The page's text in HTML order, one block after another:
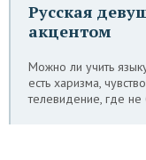
Русская
акцентом
Можно ли учить
есть харизма,
телевидение, где не